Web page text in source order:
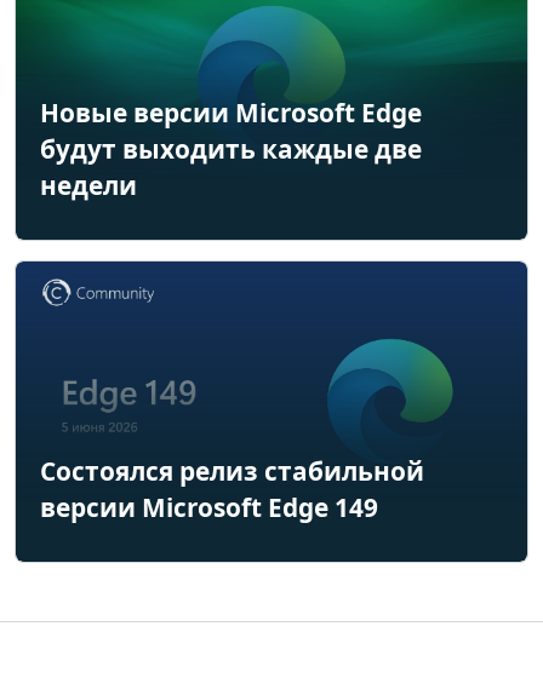
Новые версии Microsoft Edge
будут выходить каждые две
недели
Состоялся релиз стабильной
версии Microsoft Edge 149